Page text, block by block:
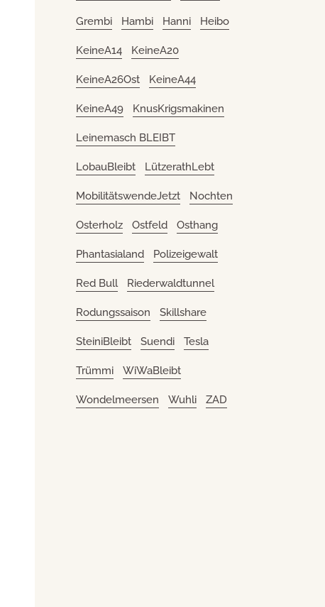
Grembi Hambi Hanni Heibo
KeineA14 KeineA20
KeineA26Ost KeineA44
KeineA49 KnusKrigsmakinen
Leinemasch BLEIBT
LobauBleibt LützerathLebt
MobilitätswendeJetzt Nochten
Osterholz Ostfeld Osthang
Phantasialand Polizeigewalt
Red Bull Riederwaldtunnel
Rodungssaison Skillshare
SteiniBleibt Suendi Tesla
Trümmi WiWaBleibt
Wondelmeersen Wuhli ZAD